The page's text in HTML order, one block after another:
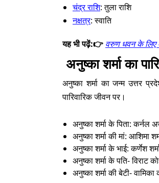
चंद्र राशि: तुला राशि
नक्षत्र: स्वाति
यह भी पढ़ें:👉 वरुण धवन के लिए
अनुष्का शर्मा का
अनुष्का शर्मा का जन्म उत्तर
पारिवारिक जीवन पर।
अनुष्का शर्मा के पिता: कर्नल
अनुष्का शर्मा की मां: आशिमा
अनुष्का शर्मा के भाई: कर्णेश
अनुष्का शर्मा के पति- विराट
अनुष्का शर्मा की बेटी- वामिका